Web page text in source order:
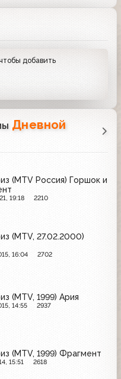
чтобы добавить
Дневной
(MTV Россия) Горшок и
19:18 2210
(MTV, 27.02.2000)
16:04 2702
(MTV, 1999) Ария
14:55 2937
(MTV, 1999) Фрагмент
15:51 2618